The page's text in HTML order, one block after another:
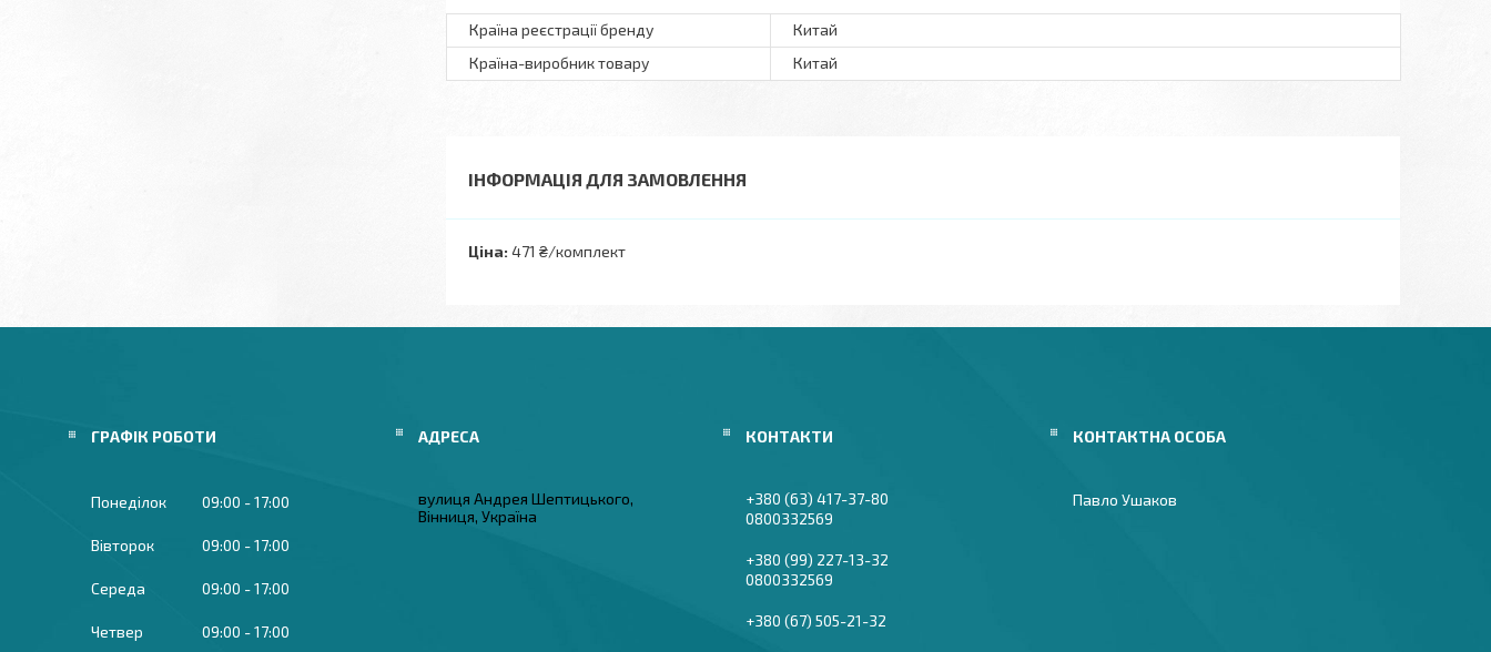
Країна реєстрації бренду
Китай
Країна-виробник товару
Китай
ІНФОРМАЦІЯ ДЛЯ ЗАМОВЛЕННЯ
Ціна: 471 ₴/комплект
ГРАФІК РОБОТИ
Понеділок 09:00 17:00
Вівторок 09:00 17:00
Середа 09:00 17:00
Четвер 09:00 17:00
вулиця Андрея Шептицького,
Вінниця, Україна
+380 (63) 417-37-80
0800332569
+380 (99) 227-13-32
0800332569
+380 (67) 505-21-32
Павло Ушаков